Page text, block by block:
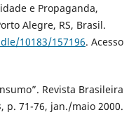
e Propaganda,
Alegre, RS, Brasil.
10183/157196. Acesso
Revista Brasileira
p. 71-76, jan./maio 2000.